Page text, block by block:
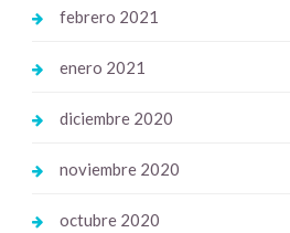
febrero 2021
enero 2021
diciembre 2020
noviembre 2020
octubre 2020